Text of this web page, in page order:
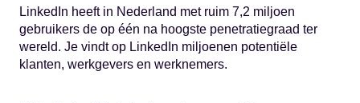
LinkedIn heeft in Nederland met ruim 7,2 miljoen
gebruikers de op één na hoogste penetratiegraad ter
wereld. Je vindt op LinkedIn miljoenen potentiële
klanten, werkgevers en werknemers.